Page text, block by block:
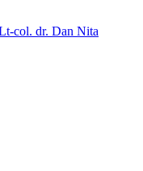
col. dr. Dan Nita